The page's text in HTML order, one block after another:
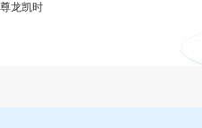
施工材料-尊龙凯时
尊龙凯时